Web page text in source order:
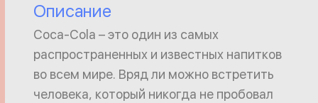
Описание
Coca-Cola – это один из самых
распространенных и известных напитков
во всем мире. Вряд ли можно встретить
человека, который никогда не пробовал